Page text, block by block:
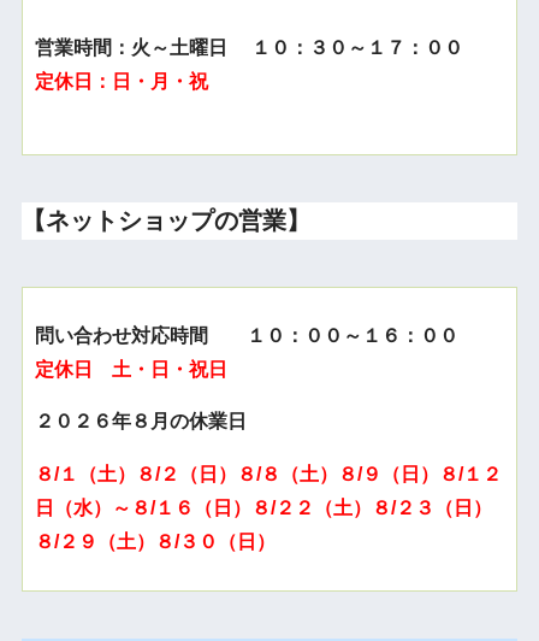
営業時間：火～土曜日 １０：３０～１７：００
定休日：日・月・祝
【ネットショップの営業】
問い合わせ対応時間 １０：００～１６：００
定休日 土・日・祝日
２０２６年８月の休業日
８/１（土）８/２（日）８/８（土）８/９（日）８/１２
日（水）～８/１６（日）８/２２（土）８/２３（日）
８/２９（土）８/３０（日）